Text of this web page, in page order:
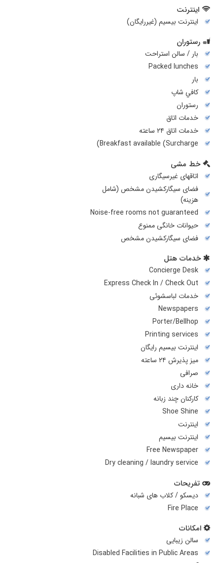
اینترنت
اینترنت بیسیم (غیررایگان)
رستوران
بار / سالن استراحت
Packed lunches
بار
کافي شاپ
رستوران
خدمات اتاق
خدمات اتاق ۲۴ ساعته
Breakfast available (Surcharge)
خط مشی
اتاقهای غیرسیگاری
فضای سیگارکشیدن مشخص (شامل
هزینه)
Noise-free rooms not guaranteed
حیوانات خانگی ممنوع
فضای سیگارکشیدن مشخص
خدمات هتل
Concierge Desk
Express Check In / Check Out
خدمات لباسشوئی
Newspapers
Porter/Bellhop
Printing services
اینترنت بیسیم رایگان
میز پذیرش ۲۴ ساعته
صرافی
خانه داری
کارکنان چند زبانه
Shoe Shine
اینترنت
اینترنت بیسیم
Free Newspaper
Dry cleaning / laundry service
تفریحات
دیسکو / کلاب های شبانه
Fire Place
امکانات
سالن زیبایی
Disabled Facilities in Public Areas